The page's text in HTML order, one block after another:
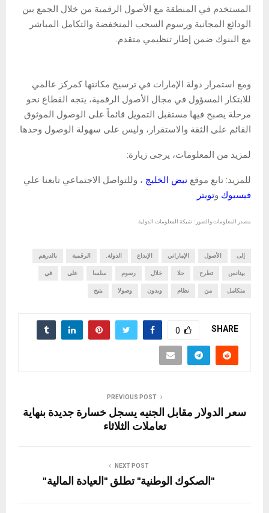
المستخدم في المنطقة مع الأصول الرقمية من خلال الجمع بين
الودائع المجانية ورسوم السحب المنخفضة والتكامل المباشر
مع البنوك ضمن إطار تنظيمي متقدم.
ومع استمرار دولة الإمارات في ترسيخ مكانتها كمركز عالمي
للابتكار المسؤول في مجال الأصول الرقمية، يتجه القطاع نحو
مرحلة يصبح فيها مستقبل التمويل قائماً على الوصول الموثوق
القائم على الثقة والاستقرار، وليس على سهولة الوصول وحدها.
لمزيد من المعلومات، يرجى زيارة:
للمزيد: تابع موقع نبض الخليج ، وللتواصل الاجتماعي تابعنا علي
فيسبوك وتويتر
مصدر المعلومات والصور : شبكة المعلومات الدولية
إلى الأصول الإماراتي الإيداع الدولة. الرقمية بالدرهم
بينانس تطرح حلا خلال رسوم سلسا على في
متكامل من نظام وبدون وصولا يتيح
SHARE
0
PREVIOUS POST
سعر الدولار مقابل الجنيه يسجل خسارة جديدة بنهاية
تعاملات الثلاثاء
NEXT POST
"الصكوك الوطنية" تطلق "العيادة المالية"